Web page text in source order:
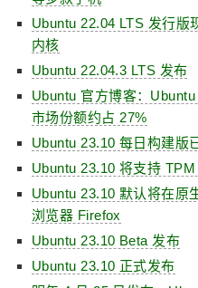
Ubuntu 22.04 LTS 发行版
内核
Ubuntu 22.04.3 LTS 发布
Ubuntu 官方博客：
市场份额约占 27%
Ubuntu 23.10 每日构建版
Ubuntu 23.10 将支持
Ubuntu 23.10 默认将在原
浏览器 Firefox
Ubuntu 23.10 Beta 发布
Ubuntu 23.10 正式发布